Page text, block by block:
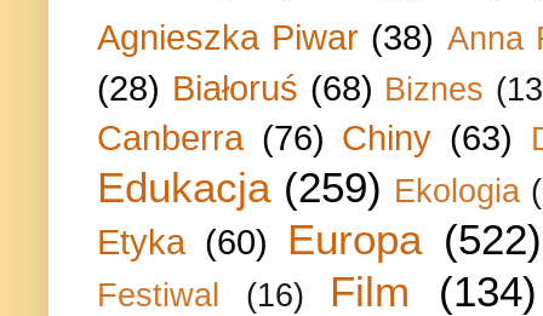
Agnieszka Piwar (38) Anna
(28) Białoruś (68) Biznes
Canberra (76) Chiny (63)
Edukacja (259) Ekologia
Etyka (60) Europa (522)
Festiwal (16) Film
(134)